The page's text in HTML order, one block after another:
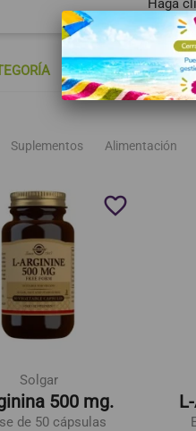
Haga
RECOMENDADOS
Suplementos Alimentación
Solgar
500 mg.
de 50 cápsulas
favorite_border